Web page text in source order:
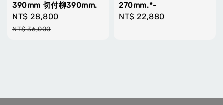
390mm 切付柳390mm.
Sale
price
NT$ 28,800
NT$ 36,000
270mm.*-
Regular
NT$ 22,880